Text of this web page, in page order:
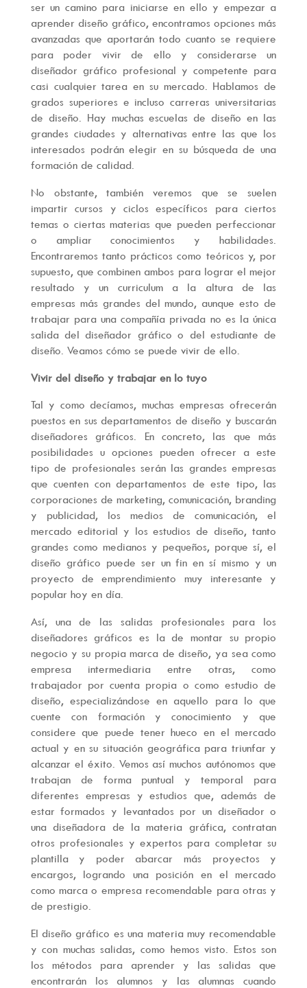
ser un camino para iniciarse en ello y empezar a
aprender diseño gráfico, encontramos opciones más
avanzadas que aportarán todo cuanto se requiere
para poder vivir de ello y considerarse un
diseñador gráfico profesional y competente para
casi cualquier tarea en su mercado. Hablamos de
grados superiores e incluso carreras universitarias
de diseño. Hay muchas escuelas de diseño en las
grandes ciudades y alternativas entre las que los
interesados podrán elegir en su búsqueda de una
formación de calidad.
No obstante, también veremos que se suelen
impartir cursos y ciclos específicos para ciertos
temas o ciertas materias que pueden perfeccionar
o ampliar conocimientos y habilidades.
Encontraremos tanto prácticos como teóricos y, por
supuesto, que combinen ambos para lograr el mejor
resultado y un curriculum a la altura de las
empresas más grandes del mundo, aunque esto de
trabajar para una compañía privada no es la única
salida del diseñador gráfico o del estudiante de
diseño. Veamos cómo se puede vivir de ello.
Vivir del diseño y trabajar en lo tuyo
Tal y como decíamos, muchas empresas ofrecerán
puestos en sus departamentos de diseño y buscarán
diseñadores gráficos. En concreto, las que más
posibilidades u opciones pueden ofrecer a este
tipo de profesionales serán las grandes empresas
que cuenten con departamentos de este tipo, las
corporaciones de marketing, comunicación, branding
y publicidad, los medios de comunicación, el
mercado editorial y los estudios de diseño, tanto
grandes como medianos y pequeños, porque sí, el
diseño gráfico puede ser un fin en sí mismo y un
proyecto de emprendimiento muy interesante y
popular hoy en día.
Así, una de las salidas profesionales para los
diseñadores gráficos es la de montar su propio
negocio y su propia marca de diseño, ya sea como
empresa intermediaria entre otras, como
trabajador por cuenta propia o como estudio de
diseño, especializándose en aquello para lo que
cuente con formación y conocimiento y que
considere que puede tener hueco en el mercado
actual y en su situación geográfica para triunfar y
alcanzar el éxito. Vemos así muchos autónomos que
trabajan de forma puntual y temporal para
diferentes empresas y estudios que, además de
estar formados y levantados por un diseñador o
una diseñadora de la materia gráfica, contratan
otros profesionales y expertos para completar su
plantilla y poder abarcar más proyectos y
encargos, logrando una posición en el mercado
como marca o empresa recomendable para otras y
de prestigio.
El diseño gráfico es una materia muy recomendable
y con muchas salidas, como hemos visto. Estos son
los métodos para aprender y las salidas que
encontrarán los alumnos y las alumnas cuando